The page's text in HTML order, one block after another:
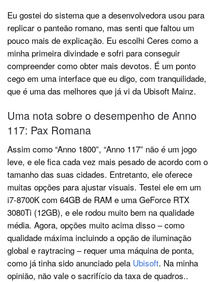
Eu gostei do sistema que a desenvolvedora usou para
replicar o panteão romano, mas senti que faltou um
pouco mais de explicação. Eu escolhi Ceres como a
minha primeira divindade e sofri para conseguir
compreender como obter mais devotos. É um ponto
cego em uma interface que eu digo, com tranquilidade,
que é uma das melhores que já vi da Ubisoft Mainz.
Uma nota sobre o desempenho de Anno
117: Pax Romana
Assim como “Anno 1800”, “Anno 117” não é um jogo
leve, e ele fica cada vez mais pesado de acordo com o
tamanho das suas cidades. Entretanto, ele oferece
muitas opções para ajustar visuais. Testei ele em um
i7-8700K com 64GB de RAM e uma GeForce RTX
3080Ti (12GB), e ele rodou muito bem na qualidade
média. Agora, opções muito acima disso – como
qualidade máxima incluindo a opção de iluminação
global e raytracing – requer uma máquina de ponta,
como já tinha sido anunciado pela Ubisoft. Na minha
opinião, não vale o sacrifício da taxa de quadros..